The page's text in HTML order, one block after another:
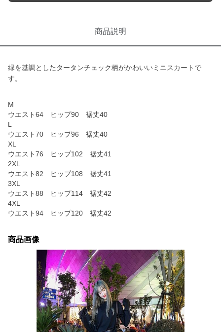
商品説明
緑を基調としたタータンチェック柄がかわいいミニスカートで
す。
M
ウエスト64 ヒップ90 裾丈40
L
ウエスト70 ヒップ96 裾丈40
XL
ウエスト76 ヒップ102 裾丈41
2XL
ウエスト82 ヒップ108 裾丈41
3XL
ウエスト88 ヒップ114 裾丈42
4XL
ウエスト94 ヒップ120 裾丈42
商品画像